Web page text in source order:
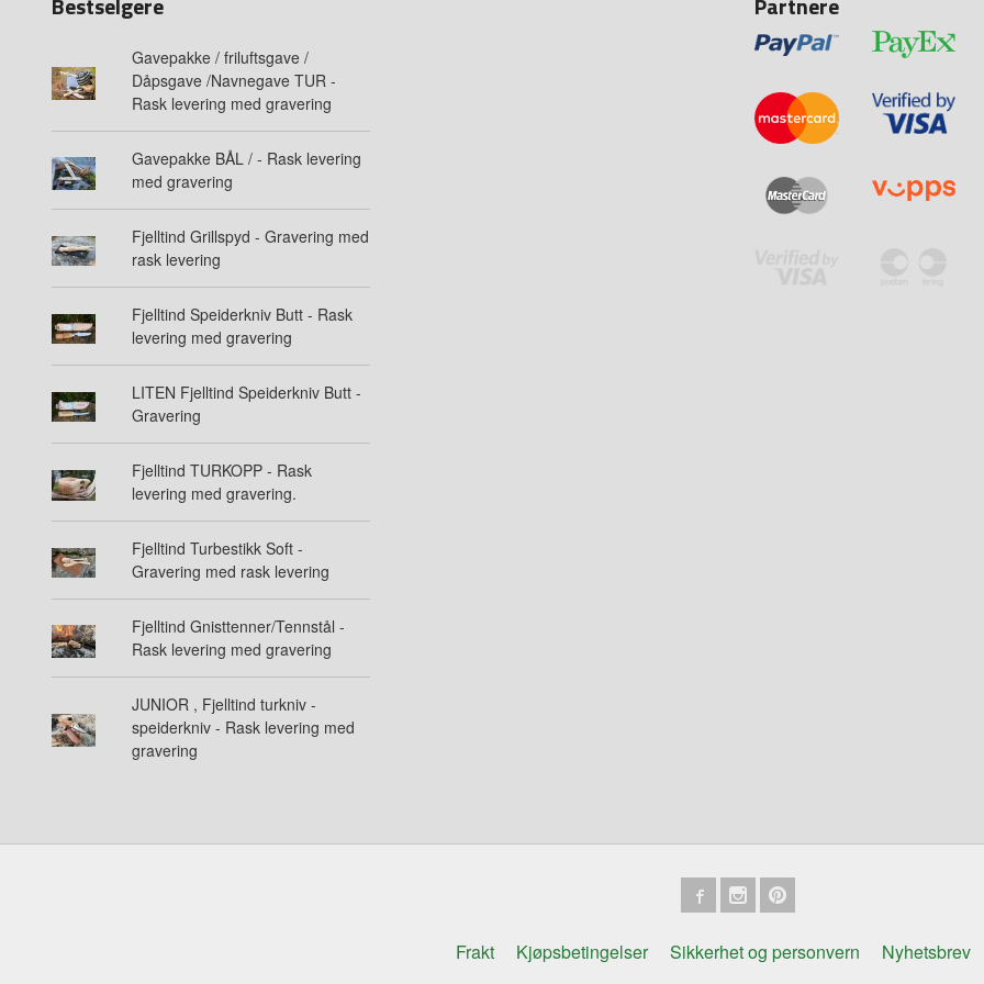
Gavepakke / friluftsgave /
Dåpsgave /Navnegave TUR -
Rask levering med gravering
Gavepakke BÅL / - Rask levering
med gravering
Fjelltind Grillspyd - Gravering med
rask levering
Fjelltind Speiderkniv Butt - Rask
levering med gravering
LITEN Fjelltind Speiderkniv Butt -
Gravering
Fjelltind TURKOPP - Rask
levering med gravering.
Fjelltind Turbestikk Soft -
Gravering med rask levering
Fjelltind Gnisttenner/Tennstål -
Rask levering med gravering
JUNIOR , Fjelltind turkniv -
speiderkniv - Rask levering med
gravering
Frakt Kjøpsbetingelser Sikkerhet og personvern Nyhetsbrev